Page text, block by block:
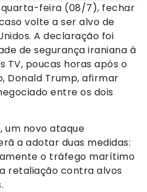
quarta-feira (08/7), fechar
volte a ser alvo de
A declaração foi
de segurança iraniana à
TV, poucas horas após o
Donald Trump, afirmar
entre os dois
um novo ataque
a adotar duas medidas:
o tráfego marítimo
retaliação contra alvos